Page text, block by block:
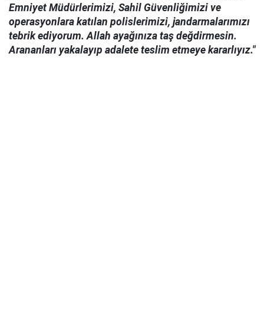
Emniyet Müdürlerimizi, Sahil Güvenliğimizi ve
operasyonlara katılan polislerimizi, jandarmalarımızı
tebrik ediyorum. Allah ayağınıza taş değdirmesin.
Arananları yakalayıp adalete teslim etmeye kararlıyız."